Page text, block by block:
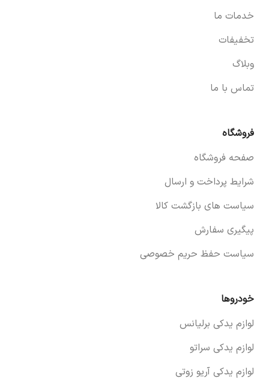
خدمات ما
تخفیفات
وبلاگ
تماس با ما
فروشگاه
صفحه فروشگاه
شرایط پرداخت و ارسال
سیاست های بازگشت کالا
پیگیری سفارش
سیاست حفظ حریم خصوصی
خودروها
لوازم یدکی برلیانس
لوازم یدکی سراتو
لوازم یدکی آریو زوتی